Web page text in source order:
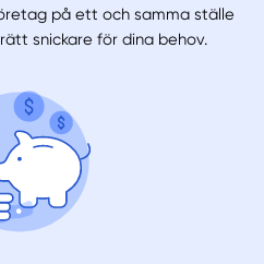
på ett och samma ställe
snickare för dina behov.